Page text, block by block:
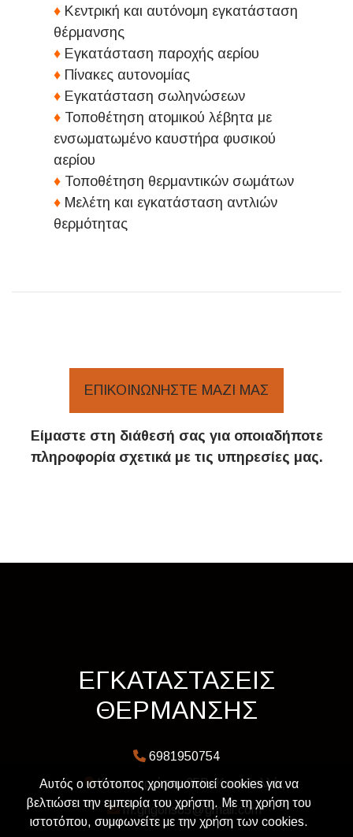
♦ Κεντρική και αυτόνομη εγκατάσταση
θέρμανσης
♦ Εγκατάσταση παροχής αερίου
♦ Πίνακες αυτονομίας
♦ Εγκατάσταση σωληνώσεων
♦ Τοποθέτηση ατομικού λέβητα με
ενσωματωμένο καυστήρα φυσικού
αερίου
♦ Τοποθέτηση θερμαντικών σωμάτων
♦ Μελέτη και εγκατάσταση αντλιών
θερμότητας
ΕΠΙΚΟΙΝΩΝΉΣΤΕ ΜΑΖΊ ΜΑΣ
Είμαστε στη διάθεσή σας για οποιαδήποτε
πληροφορία σχετικά με τις υπηρεσίες μας.
ΕΓΚΑΤΑΣΤΑΣΕΙΣ
ΘΕΡΜΑΝΣΗΣ
6981950754
Κουντουριώτου 35Β, Κορυδαλλός
m.grigoris85@gmail.com
Αυτός ο ιστότοπος χρησιμοποιεί cookies για να
βελτιώσει την εμπειρία του χρήστη. Με τη χρήση του
ιστοτόπου, συμφωνείτε με την χρήση των cookies.